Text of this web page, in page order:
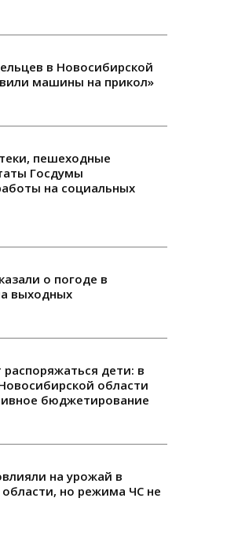
в Новосибирской
машины на прикол»
пешеходные
Госдумы
на социальных
о погоде в
выходных
дети: в
области
бюджетирование
на урожай в
но режима ЧС не